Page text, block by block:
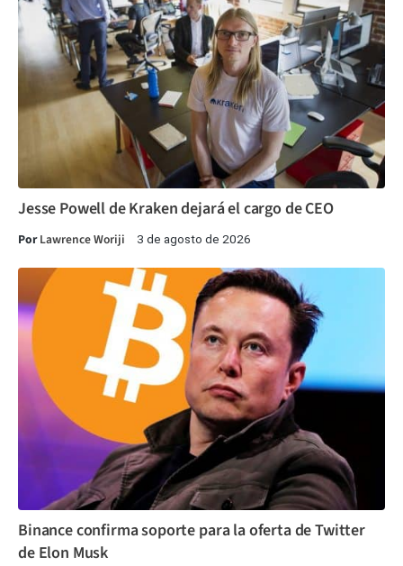
Jesse Powell de Kraken dejará el cargo de CEO
PorLawrence Woriji 3 de agosto de 2026
Binance confirma soporte para la oferta de Twitter
de Elon Musk